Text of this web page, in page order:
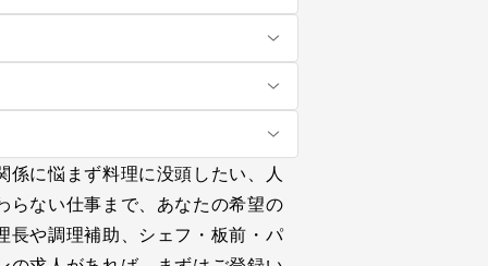
に悩まず料理に没頭したい、人
らない仕事まで、あなたの希望の
長や調理補助、シェフ・板前・パ